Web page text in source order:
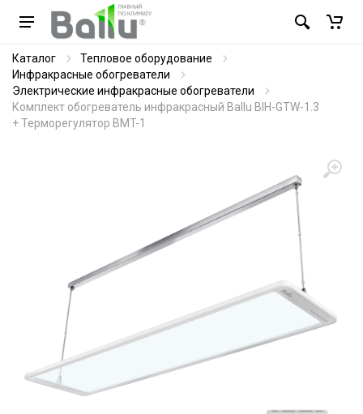
Каталог
Тепловое оборудование
Инфракрасные обогреватели
Электрические инфракрасные обогреватели
Комплект обогреватель инфракрасный Ballu BIH-GTW-1.3
+ Терморегулятор BMT-1